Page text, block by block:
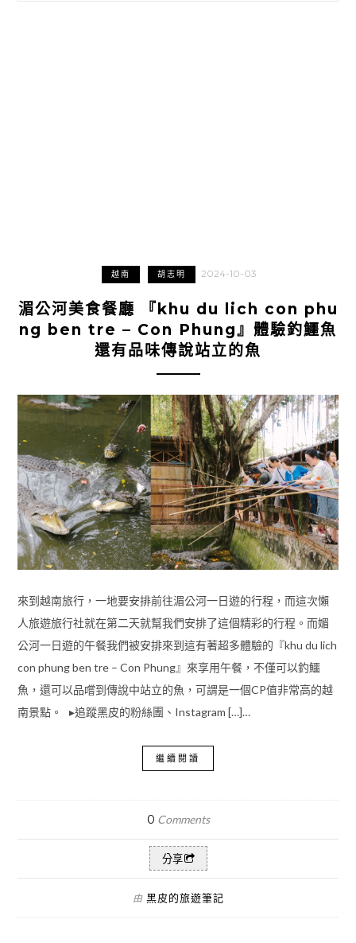
越南 胡志明 2024-10-03
湄公河美食餐廳 『khu du lich con phu
ng ben tre – Con Phung』體驗釣鱷魚
還有品味傳說站立的魚
來到越南旅行，一地要安排前往湄公河一日遊的行程，而這次懶
人旅遊旅行社就在第二天就幫我們安排了這個精彩的行程。而媚
公河一日遊的午餐我們被安排來到這有著超多體驗的『khu du lich
con phung ben tre – Con Phung』來享用午餐，不僅可以釣鱷
魚，還可以品嚐到傳說中站立的魚，可謂是一個CP值非常高的越
南景點。 ▸追蹤黑皮的粉絲團、Instagram […]…
繼續閱讀
0 Comments
分享
由 黑皮的旅遊筆記